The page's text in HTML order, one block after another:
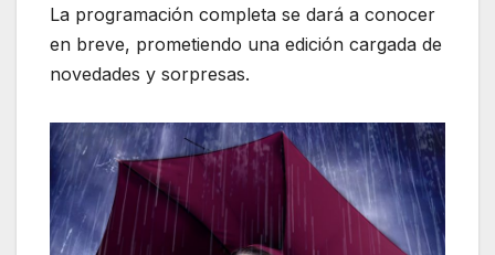
La programación completa se dará a conocer
en breve, prometiendo una edición cargada de
novedades y sorpresas.